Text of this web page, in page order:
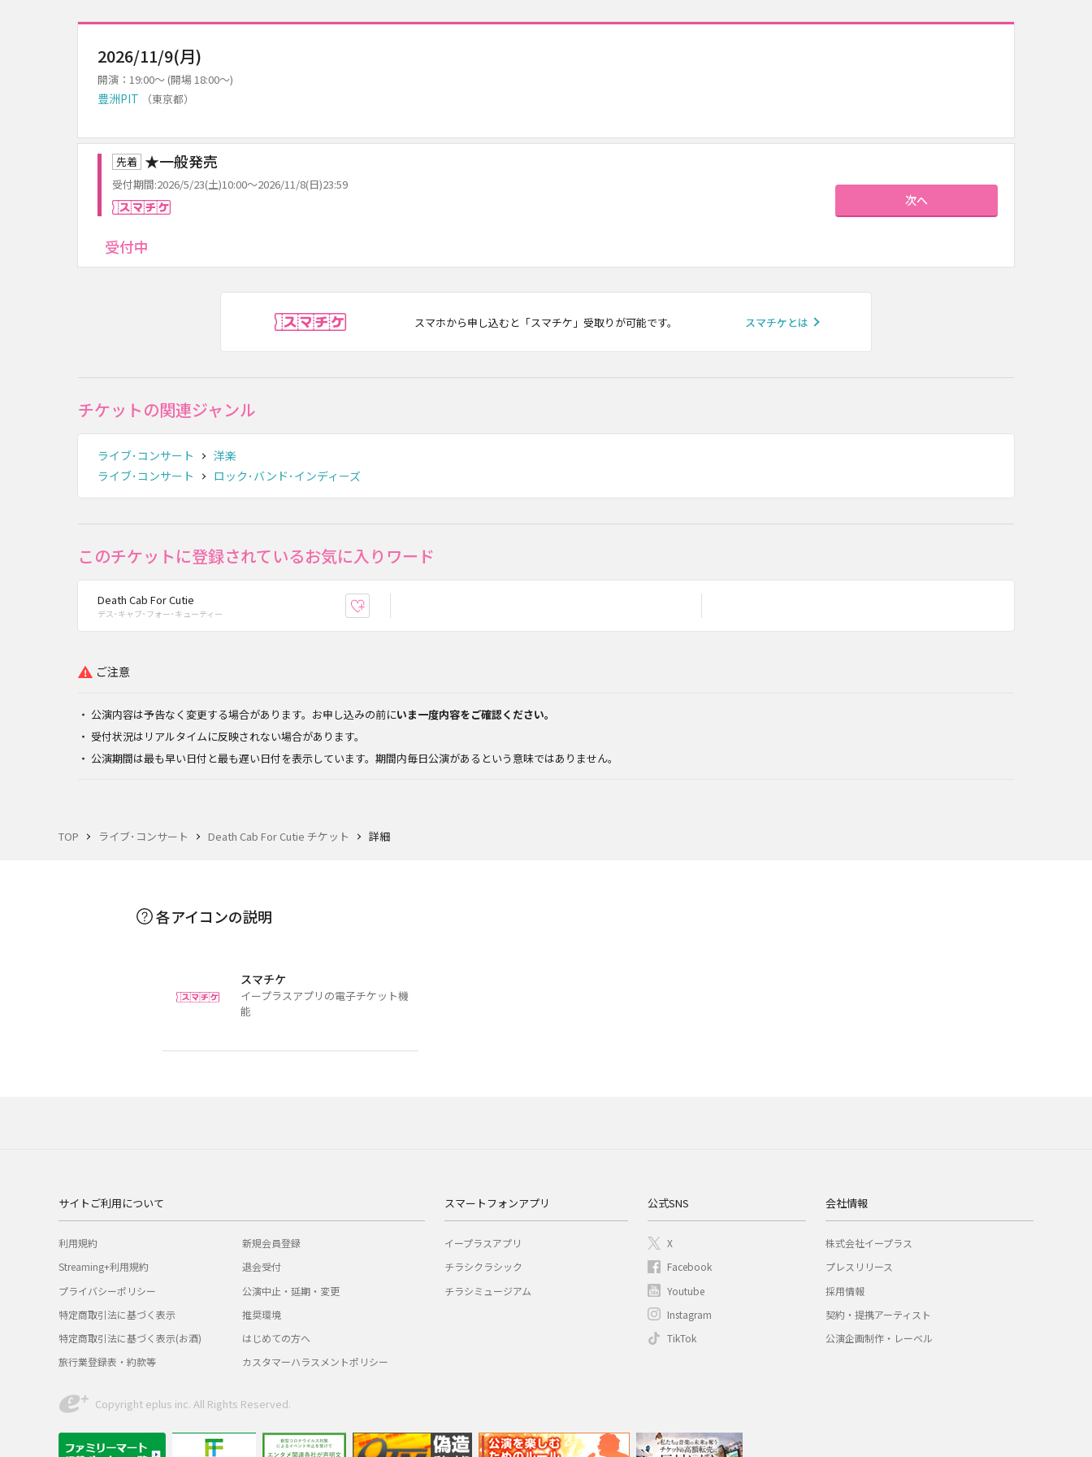
TOP ライブ･コンサート Death Cab For Cutie チケット 詳細
2026/11/9(月)
開演：19:00～ (開場 18:00～)
豊洲PIT （東京都）
先着 ★一般発売
受付期間:2026/5/23(土)10:00～2026/11/8(日)23:59
受付中
次へ
スマホから申し込むと「スマチケ」受取りが可能です。 スマチケとは
チケットの関連ジャンル
ライブ･コンサート
洋楽
ライブ･コンサート
ロック･バンド･インディーズ
このチケットに登録されているお気に入りワード
Death Cab For Cutie
デス･キャブ･フォー･キューティー
ご注意
公演内容は予告なく変更する場合があります。お申し込みの前にいま一度内容をご確認ください。
受付状況はリアルタイムに反映されない場合があります。
公演期間は最も早い日付と最も遅い日付を表示しています。期間内毎日公演があるという意味ではありません。
各アイコンの説明
スマチケ
イープラスアプリの電子チケット機
能
サイトご利用について
利用規約
Streaming+利用規約
プライバシーポリシー
特定商取引法に基づく表示
特定商取引法に基づく表示(お酒)
旅行業登録表・約款等
新規会員登録
退会受付
公演中止・延期・変更
推奨環境
はじめての方へ
カスタマーハラスメントポリシー
スマートフォンアプリ
イープラスアプリ
チラシクラシック
チラシミュージアム
公式SNS
X
Facebook
Youtube
Instagram
TikTok
会社情報
株式会社イープラス
プレスリリース
採用情報
契約・提携アーティスト
公演企画制作・レーベル
Copyright eplus inc. All Rights Reserved.